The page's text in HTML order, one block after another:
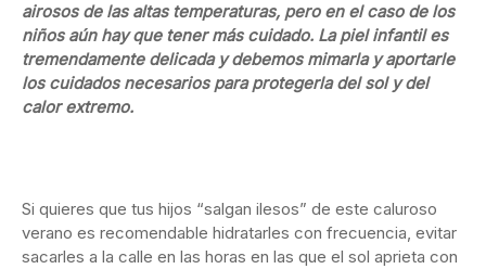
airosos de las altas temperaturas, pero en el caso de los
niños aún hay que tener más cuidado. La piel infantil es
tremendamente delicada y debemos mimarla y aportarle
los cuidados necesarios para protegerla del sol y del
calor extremo.
Si quieres que tus hijos “salgan ilesos” de este caluroso
verano es recomendable hidratarles con frecuencia, evitar
sacarles a la calle en las horas en las que el sol aprieta con